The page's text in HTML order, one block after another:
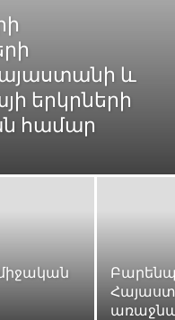
և
երկրների
համար